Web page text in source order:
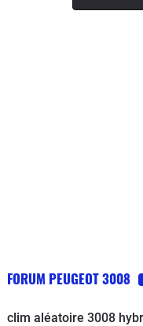
FORUM PEUGEOT 3008
clim aléatoire 3008